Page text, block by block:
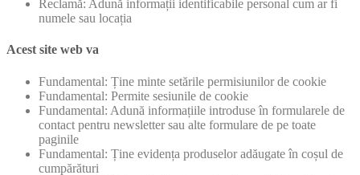
Reclamă: Adună informații identificabile personal cum ar fi
numele sau locația
Acest site web va
Fundamental: Ține minte setările permisiunilor de cookie
Fundamental: Permite sesiunile de cookie
Fundamental: Adună informațiile introduse în formularele de
contact pentru newsletter sau alte formulare de pe toate
paginile
Fundamental: Ține evidența produselor adăugate în coșul de
cumpărături